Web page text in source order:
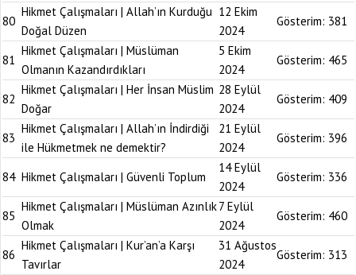
80
Hikmet Çalışmaları | Allah’ın Kurduğu
Doğal Düzen
12 Ekim
2024
Gösterim: 381
81
Hikmet Çalışmaları | Müslüman
Olmanın Kazandırdıkları
5 Ekim
2024
Gösterim: 465
82
Hikmet Çalışmaları | Her İnsan Müslim
Doğar
28 Eylül
2024
Gösterim: 409
83
Hikmet Çalışmaları | Allah’ın İndirdiği
ile Hükmetmek ne demektir?
21 Eylül
2024
Gösterim: 396
84 Hikmet Çalışmaları | Güvenli Toplum
14 Eylül
2024
Gösterim: 336
85
Hikmet Çalışmaları | Müslüman Azınlık
Olmak
7 Eylül
2024
Gösterim: 460
86
Hikmet Çalışmaları | Kur’an’a Karşı
Tavırlar
31 Ağustos
2024
Gösterim: 313